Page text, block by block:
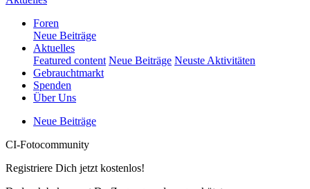
Foren
Neue Beiträge
Aktuelles
Featured content Neue Beiträge Neuste Aktivitäten
Gebrauchtmarkt
Spenden
Über Uns
Neue Beiträge
CI-Fotocommunity
Registriere Dich jetzt kostenlos!